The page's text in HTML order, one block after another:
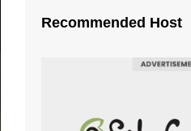
Recommended Host